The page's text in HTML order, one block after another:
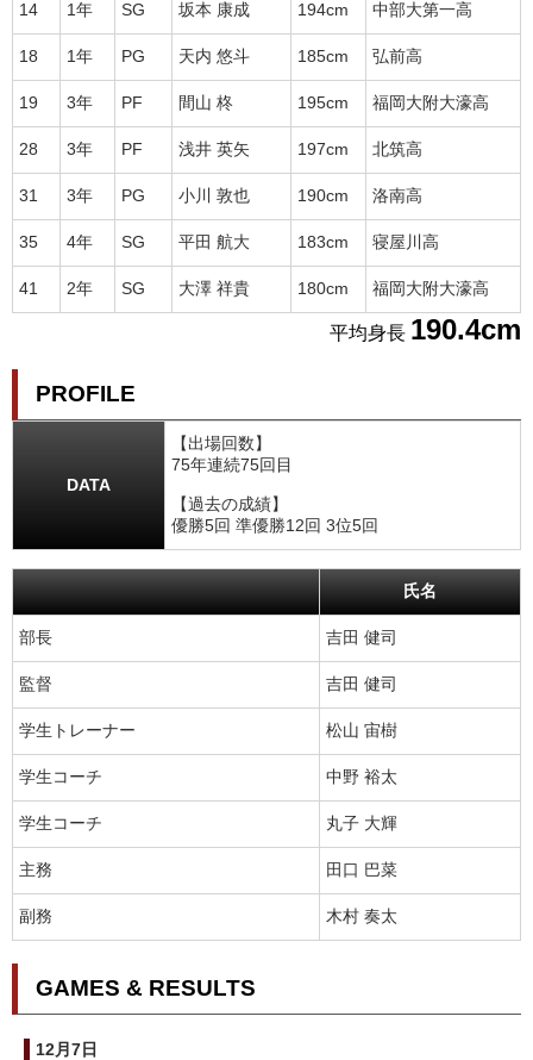
14 1年 SG 坂本 康成 194cm 中部大第一高
18 1年 PG 天内 悠斗 185cm 弘前高
19 3年 PF 間山 柊 195cm 福岡大附大濠高
28 3年 PF 浅井 英矢 197cm 北筑高
31 3年 PG 小川 敦也 190cm 洛南高
35 4年 SG 平田 航大 183cm 寝屋川高
41 2年 SG 大澤 祥貴 180cm 福岡大附大濠高
平均身長 190.4cm
PROFILE
DATA
【出場回数】
75年連続75回目
【過去の成績】
優勝5回 準優勝12回 3位5回
氏名
部長 吉田 健司
監督 吉田 健司
学生トレーナー 松山 宙樹
学生コーチ 中野 裕太
学生コーチ 丸子 大輝
主務 田口 巴菜
副務 木村 奏太
GAMES & RESULTS
12月7日